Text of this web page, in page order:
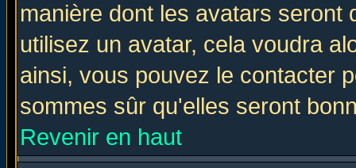
manière dont les avatars seront
utilisez un avatar, cela voudra
ainsi, vous pouvez le contacter
sommes sûr qu'elles seront
Revenir en haut